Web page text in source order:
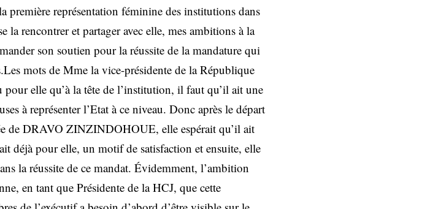
première représentation féminine des institutions dans
rencontrer et partager avec elle, mes ambitions à la
son soutien pour la réussite de la mandature qui
mots de Mme la vice-présidente de la République
pour elle qu’à la tête de l’institution, il faut qu’il ait une
à représenter l’Etat à ce niveau. Donc après le départ
de DRAVO ZINZINDOHOUE, elle espérait qu’il ait
déjà pour elle, un motif de satisfaction et ensuite, elle
la réussite de ce mandat. Évidemment, l’ambition
en tant que Présidente de la HCJ, que cette